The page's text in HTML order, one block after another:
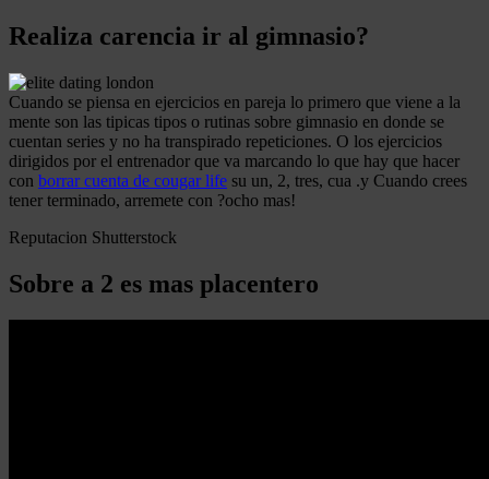
Realiza carencia ir al gimnasio?
Cuando se piensa en ejercicios en pareja lo primero que viene a la
mente son las tipicas tipos o rutinas sobre gimnasio en donde se
cuentan series y no ha transpirado repeticiones. O los ejercicios
dirigidos por el entrenador que va marcando lo que hay que hacer
con borrar cuenta de cougar life su un, 2, tres, cua .y Cuando crees
tener terminado, arremete con ?ocho mas!
Reputacion Shutterstock
Sobre a 2 es mas placentero